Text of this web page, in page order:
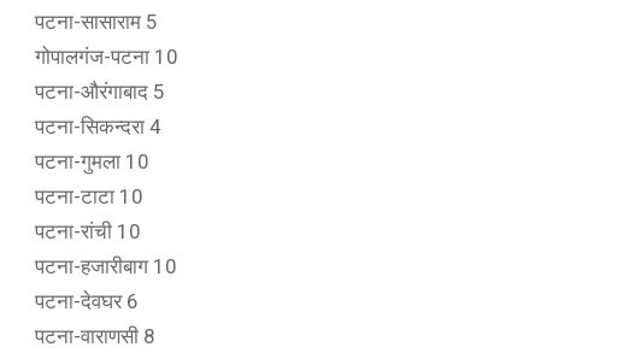
पटना-सासाराम 5
गोपालगंज-पटना 10
पटना-औरंगाबाद 5
पटना-सिकन्दरा 4
पटना-गुमला 10
पटना-टाटा 10
पटना-रांची 10
पटना-हजारीबाग 10
पटना-देवघर 6
पटना-वाराणसी 8